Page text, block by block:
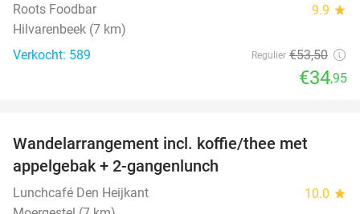
Roots Foodbar 9.9 star
Hilvarenbeek (7 km)
Verkocht: 589
Regulier €53,50
€34,95
Wandelarrangement incl. koffie/thee met
appelgebak + 2-gangenlunch
Lunchcafé Den Heijkant 10.0 star